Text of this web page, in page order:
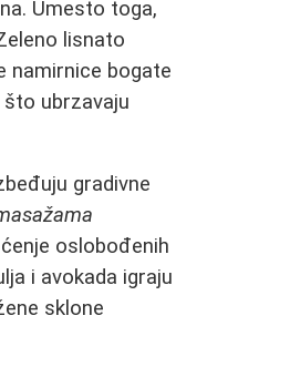
Umesto toga,
lisnato
namirnice bogate
ubrzavaju
gradivne
oslobođenih
i avokada igraju
sklone